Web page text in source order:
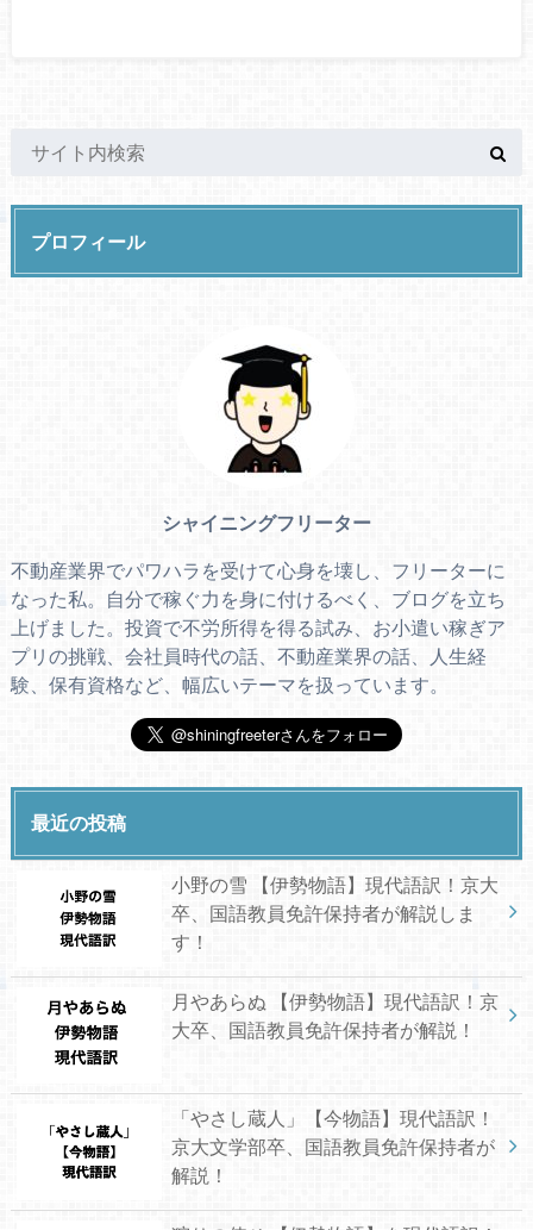
プロフィール
シャイニングフリーター
不動産業界でパワハラを受けて心身を壊し、フリーターに
なった私。自分で稼ぐ力を身に付けるべく、ブログを立ち
上げました。投資で不労所得を得る試み、お小遣い稼ぎア
プリの挑戦、会社員時代の話、不動産業界の話、人生経
験、保有資格など、幅広いテーマを扱っています。
最近の投稿
小野の雪 【伊勢物語】現代語訳！京大
卒、国語教員免許保持者が解説しま
す！
月やあらぬ 【伊勢物語】現代語訳！京
大卒、国語教員免許保持者が解説！
「やさし蔵人」【今物語】現代語訳！
京大文学部卒、国語教員免許保持者が
解説！